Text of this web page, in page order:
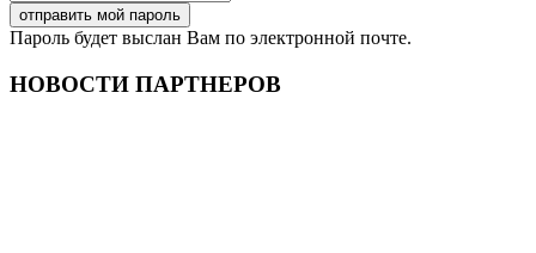
Пароль будет выслан Вам по электронной почте.
НОВОСТИ ПАРТНЕРОВ